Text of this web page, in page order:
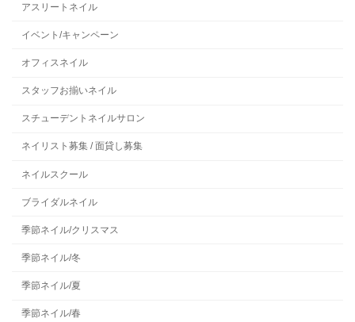
アスリートネイル
イベント/キャンペーン
オフィスネイル
スタッフお揃いネイル
スチューデントネイルサロン
ネイリスト募集 / 面貸し募集
ネイルスクール
ブライダルネイル
季節ネイル/クリスマス
季節ネイル/冬
季節ネイル/夏
季節ネイル/春